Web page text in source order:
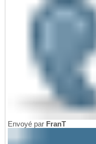
Envoyé par FranT